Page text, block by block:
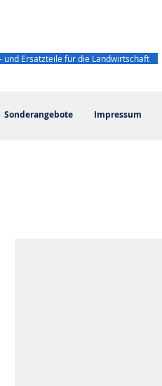
Sonderangebote Impressum
und Ersatzteile für die Landwirtschaft